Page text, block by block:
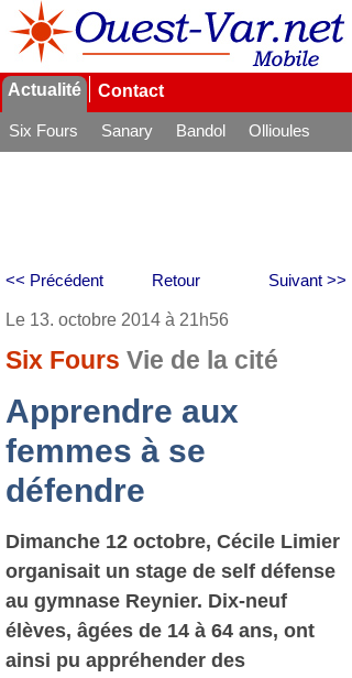
Actualité Contact
Six Fours Sanary Bandol
Ollioules
Retour
<< Précédent Suivant >>
Le 13. octobre 2014 à 21h56
Six Fours Vie de la cité
Apprendre aux
femmes à se
défendre
Dimanche 12 octobre, Cécile Limier
organisait un stage de self défense
au gymnase Reynier. Dix-neuf
élèves, âgées de 14 à 64 ans, ont
ainsi pu appréhender des